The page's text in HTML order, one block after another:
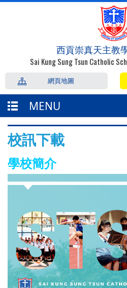
西貢崇真天主教
Sai Kung Sung Tsun Catholic
網頁地圖
MENU
校訊下載
學校簡介